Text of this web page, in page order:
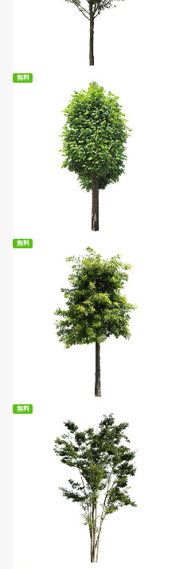
無料ダウンロード
無料
無料ダウンロード
無料
無料ダウンロード
無料
無料ダウンロード